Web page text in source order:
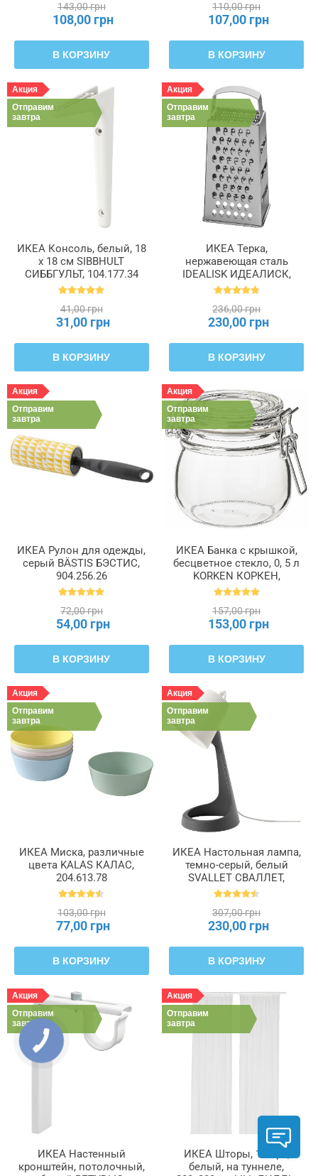
143,00 грн
108,00 грн
В КОРЗИНУ
110,00 грн
107,00 грн
В КОРЗИНУ
Акция
Отправим
завтра
ИКЕА Консоль, белый, 18
х 18 см SIBBHULT
СИББГУЛЬТ, 104.177.34
41,00 грн
31,00 грн
В КОРЗИНУ
Акция
Отправим
завтра
ИКЕА Терка,
нержавеющая сталь
IDEALISK ИДЕАЛИСК,
669.162.00
236,00 грн
230,00 грн
В КОРЗИНУ
Акция
Отправим
завтра
ИКЕА Рулон для одежды,
серый BÄSTIS БЭСТИС,
904.256.26
72,00 грн
54,00 грн
В КОРЗИНУ
Акция
Отправим
завтра
ИКЕА Банка с крышкой,
бесцветное стекло, 0, 5 л
KORKEN КОРКЕН,
702.135.45
157,00 грн
153,00 грн
В КОРЗИНУ
Акция
Отправим
завтра
ИКЕА Миска, различные
цвета KALAS КАЛАС,
204.613.78
103,00 грн
77,00 грн
В КОРЗИНУ
Акция
Отправим
завтра
ИКЕА Настольная лампа,
темно-серый, белый
SVALLET СВАЛЛЕТ,
703.584.87
307,00 грн
230,00 грн
В КОРЗИНУ
Акция
Отправим
завтра
ИКЕА Настенный
кронштейн, потолочный,
Акция
Отправим
завтра
ИКЕА Шторы, 1 пара,
белый, на туннеле,